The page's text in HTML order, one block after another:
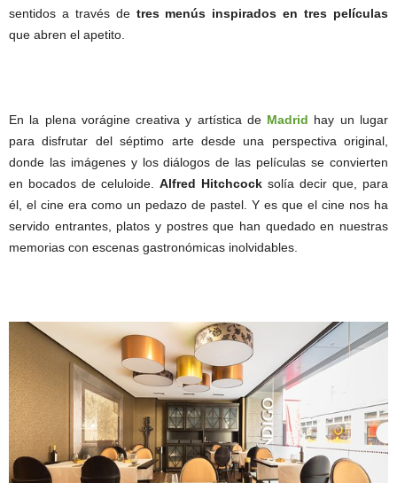
sentidos a través de tres menús inspirados en tres películas
que abren el apetito.
En la plena vorágine creativa y artística de Madrid hay un lugar
para disfrutar del séptimo arte desde una perspectiva original,
donde las imágenes y los diálogos de las películas se convierten
en bocados de celuloide. Alfred Hitchcock solía decir que, para
él, el cine era como un pedazo de pastel. Y es que el cine nos ha
servido entrantes, platos y postres que han quedado en nuestras
memorias con escenas gastronómicas inolvidables.